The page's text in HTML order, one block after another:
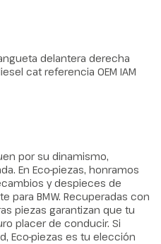
delantera derecha
cat referencia OEM IAM
por su dinamismo,
En Eco-piezas, honramos
y despieces de
para BMW. Recuperadas con
piezas garantizan que tu
placer de conducir. Si
Eco-piezas es tu elección